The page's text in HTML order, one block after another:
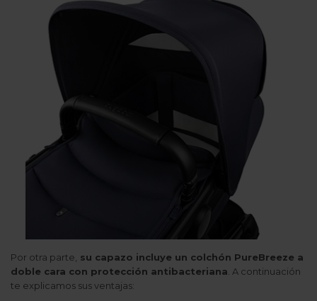
Por otra parte, su capazo incluye un colchón PureBreeze a
doble cara con protección antibacteriana . A continuación
te explicamos sus ventajas: